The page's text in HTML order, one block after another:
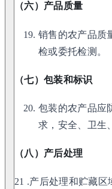
（六）产品质量
销售的农产品质
检或委托检测。
（七）包装和标识
包装的农产品应
求，安全、卫生
（八）产后处理
21 .产后处理和贮藏